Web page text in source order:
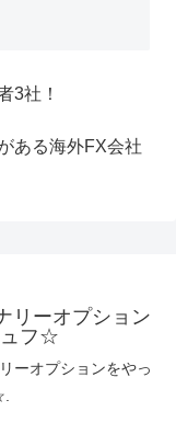
3社！
ある海外FX会社
リーオプション
ュフ☆
ーオプションをやっ